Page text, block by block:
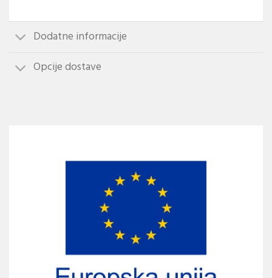
Dodatne informacije
Opcije dostave